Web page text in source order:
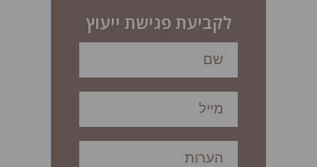
לקביעת פגישת ייעוץ